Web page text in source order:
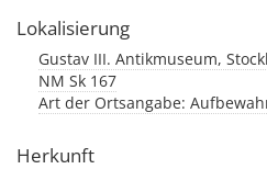
Lokalisierung
Gustav III. Antikmuseum,
NM Sk 167
Art der Ortsangabe:
Herkunft